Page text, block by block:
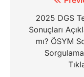
gezinmesi
2025 DGS
Sonuçları
mı? ÖSYM